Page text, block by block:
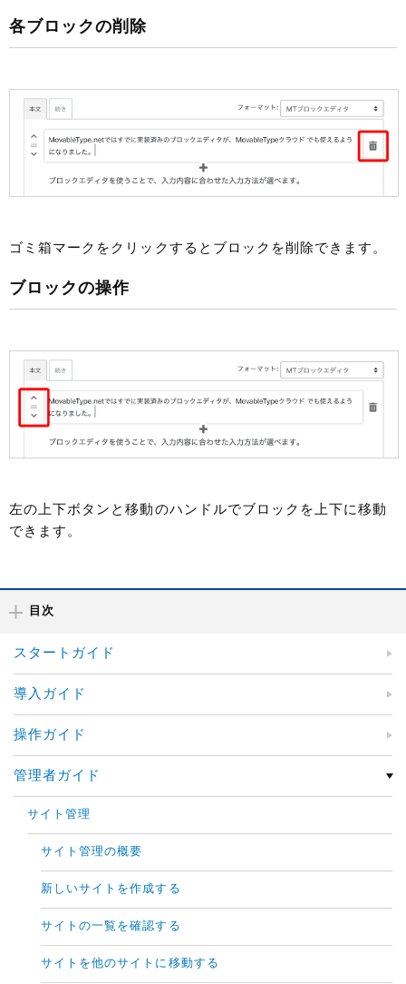
各ブロックの削除
ゴミ箱マークをクリックするとブロックを削除できます。
ブロックの操作
左の上下ボタンと移動のハンドルでブロックを上下に移動
できます。
目次
スタートガイド
導入ガイド
操作ガイド
管理者ガイド
サイト管理
サイト管理の概要
新しいサイトを作成する
サイトの一覧を確認する
サイトを他のサイトに移動する